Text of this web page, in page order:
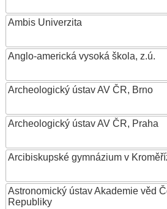
Ambis Univerzita
Anglo-americká vysoká škola, z.ú.
Archeologický ústav AV ČR, Brno
Archeologický ústav AV ČR, Praha
Arcibiskupské gymnázium v
Astronomický ústav Akademie věd
Republiky